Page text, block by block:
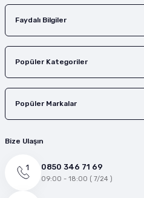
Faydalı Bilgiler
Popüler Kategoriler
Popüler Markalar
Bize Ulaşın
0850 346 71 69
09:00 - 18:00 ( 7/24 )